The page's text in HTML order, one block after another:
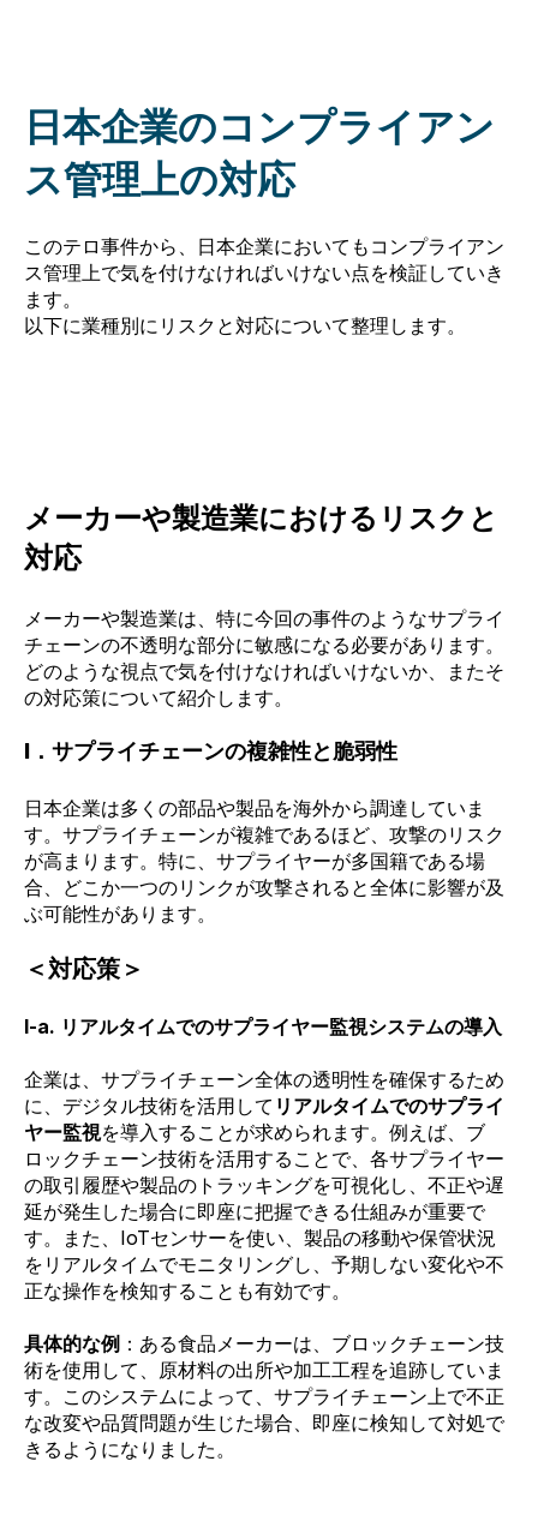
日本企業のコンプライアン
ス管理上の対応
このテロ事件から、日本企業においてもコンプライアン
ス管理上で気を付けなければいけない点を検証していき
ます。
以下に業種別にリスクと対応について整理します。
メーカーや製造業におけるリスクと
対応
メーカーや製造業は、特に今回の事件のようなサプライ
チェーンの不透明な部分に敏感になる必要があります。
どのような視点で気を付けなければいけないか、またそ
の対応策について紹介します。
I．サプライチェーンの複雑性と脆弱性
日本企業は多くの部品や製品を海外から調達していま
す。サプライチェーンが複雑であるほど、攻撃のリスク
が高まります。特に、サプライヤーが多国籍である場
合、どこか一つのリンクが攻撃されると全体に影響が及
ぶ可能性があります。
＜対応策＞
I-a. リアルタイムでのサプライヤー監視システムの導入
企業は、サプライチェーン全体の透明性を確保するため
に、デジタル技術を活用して リアルタイムでのサプライ
ヤー監視を導入することが求められます。例えば、ブ
ロックチェーン技術を活用することで、各サプライヤー
の取引履歴や製品のトラッキングを可視化し、不正や遅
延が発生した場合に即座に把握できる仕組みが重要で
す。また、IoTセンサーを使い、製品の移動や保管状況
をリアルタイムでモニタリングし、予期しない変化や不
正な操作を検知することも有効です。
具体的な例 ：ある食品メーカーは、ブロックチェーン技
術を使用して、原材料の出所や加工工程を追跡していま
す。このシステムによって、サプライチェーン上で不正
な改変や品質問題が生じた場合、即座に検知して対処で
きるようになりました。